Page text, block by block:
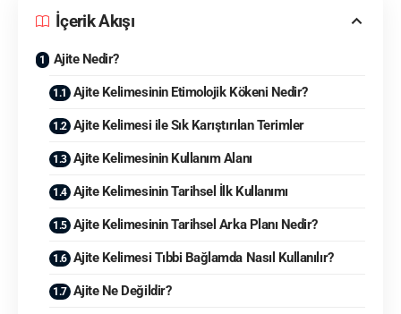
İçerik Akışı
Ajite Nedir?
Ajite Kelimesinin Etimolojik Kökeni Nedir?
Ajite Kelimesi ile Sık Karıştırılan Terimler
Ajite Kelimesinin Kullanım Alanı
Ajite Kelimesinin Tarihsel İlk Kullanımı
Ajite Kelimesinin Tarihsel Arka Planı Nedir?
Ajite Kelimesi Tıbbi Bağlamda Nasıl Kullanılır?
Ajite Ne Değildir?